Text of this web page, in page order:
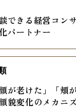
できる経営コン
パートナー
が老けた」「頬が
貌変化のメカニ